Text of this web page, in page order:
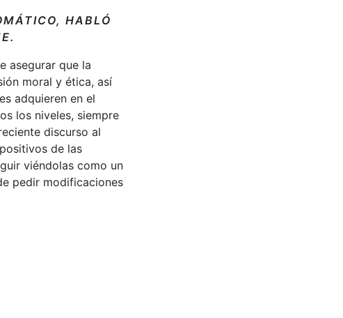
HABLÓ
asegurar que la
moral y ética, así
adquieren en el
los niveles, siempre
discurso al
de las
viéndolas como un
pedir modificaciones